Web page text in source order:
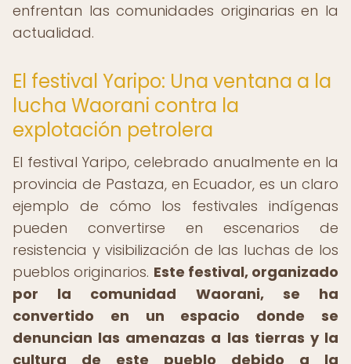
enfrentan las comunidades originarias en la
actualidad.
El festival Yaripo: Una ventana a la
lucha Waorani contra la
explotación petrolera
El festival Yaripo, celebrado anualmente en la
provincia de Pastaza, en Ecuador, es un claro
ejemplo de cómo los festivales indígenas
pueden convertirse en escenarios de
resistencia y visibilización de las luchas de los
pueblos originarios. Este festival, organizado
por la comunidad Waorani, se ha
convertido en un espacio donde se
denuncian las amenazas a las tierras y la
cultura de este pueblo debido a la